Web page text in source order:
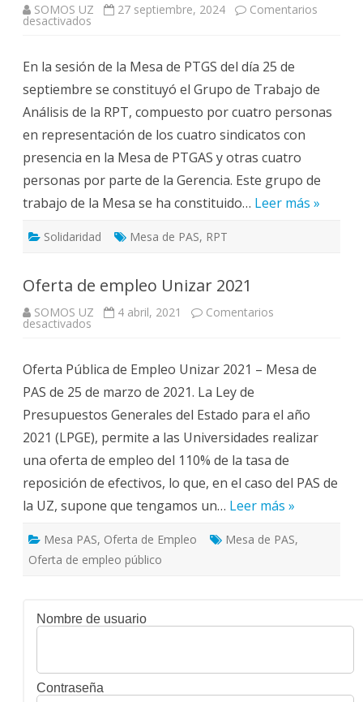
SOMOS UZ 27 septiembre, 2024 Comentarios
desactivados
RPT
Mesa
PTGAS
En la sesión de la Mesa de PTGS del día 25 de
septiembre se constituyó el Grupo de Trabajo de
Análisis de la RPT, compuesto por cuatro personas
en representación de los cuatro sindicatos con
presencia en la Mesa de PTGAS y otras cuatro
personas por parte de la Gerencia. Este grupo de
trabajo de la Mesa se ha constituido… Leer más »
Solidaridad Mesa de PAS, RPT
Oferta de empleo Unizar 2021
SOMOS UZ 4 abril, 2021 Comentarios
desactivados
Unizar
2021
Oferta Pública de Empleo Unizar 2021 – Mesa de
PAS de 25 de marzo de 2021. La Ley de
Presupuestos Generales del Estado para el año
2021 (LPGE), permite a las Universidades realizar
una oferta de empleo del 110% de la tasa de
reposición de efectivos, lo que, en el caso del PAS de
la UZ, supone que tengamos un… Leer más »
Mesa PAS, Oferta de Empleo Mesa de PAS,
Oferta de empleo público
Nombre de usuario
Contraseña